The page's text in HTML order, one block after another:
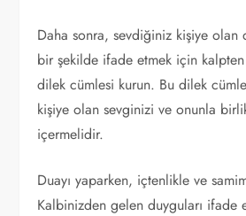
Daha sonra, sevdiğiniz kişiye olan
bir şekilde ifade etmek için
dilek cümlesi kurun. Bu dilek
kişiye olan sevginizi ve onunla
içermelidir.
Duayı yaparken, içtenlikle ve
Kalbinizden gelen duyguları ifade